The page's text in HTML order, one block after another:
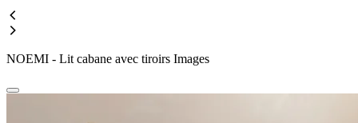
NOEMI - Lit cabane avec tiroirs Images